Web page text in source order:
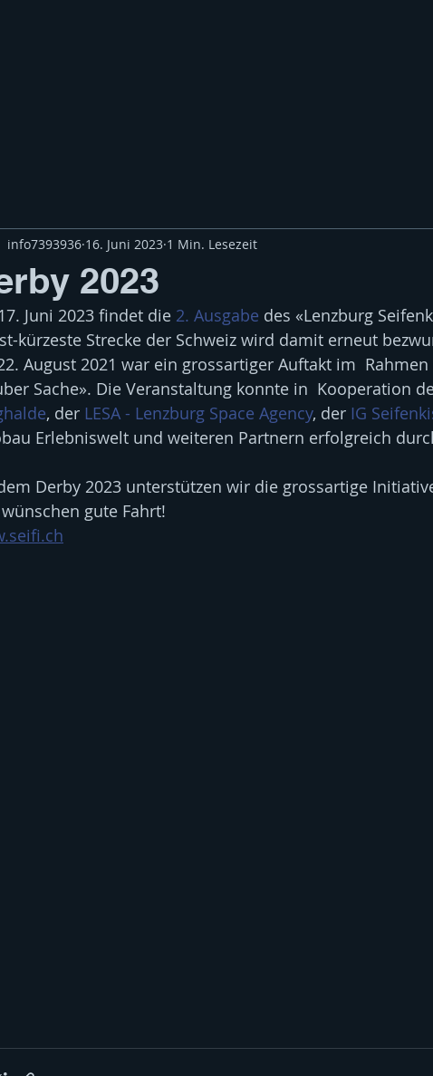
2023
info7393936 16. Juni 2023 1 Min. Lesezeit
Juni 2023 findet die 2. Ausgabe des «Lenzburg
kürzeste Strecke der Schweiz wird damit erneut
August 2021 war ein grossartiger Auftakt im
Sache». Die Veranstaltung konnte in  Kooperation
, der LESA - Lenzburg Space Agency, der IG
Erlebniswelt und weiteren Partnern erfolgreich
Derby 2023 unterstützen wir die grossartige
gute Fahrt!